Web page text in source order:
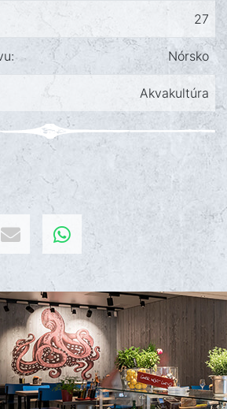
27
Nórsko
Akvakultúra